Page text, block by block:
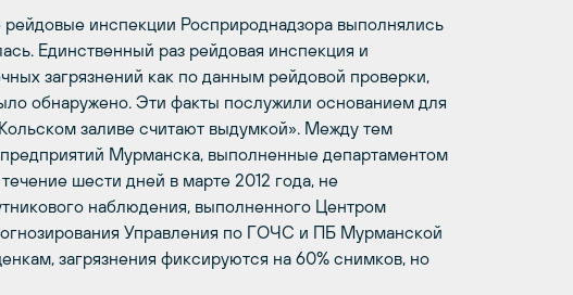
инспекции Росприроднадзора выполнялись
Единственный раз рейдовая инспекция и
загрязнений как по данным рейдовой проверки,
обнаружено. Эти факты послужили основанием для
заливе считают выдумкой». Между тем
Мурманска, выполненные департаментом
шести дней в марте 2012 года, не
наблюдения, выполненного Центром
Управления по ГОЧС и ПБ Мурманской
загрязнения фиксируются на 60% снимков, но